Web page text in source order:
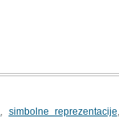
simbolne reprezentacije